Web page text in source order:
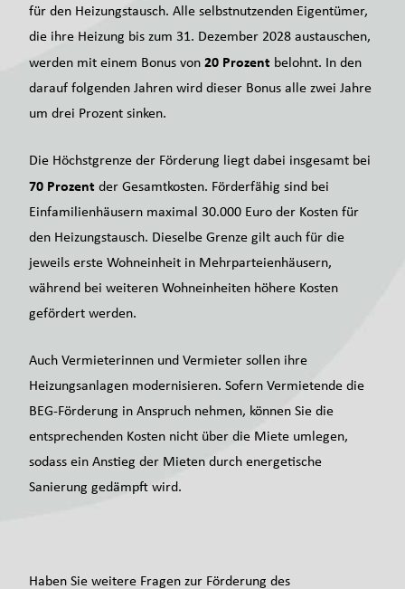
für den Heizungstausch. Alle selbstnutzenden Eigentümer,
die ihre Heizung bis zum 31. Dezember 2028 austauschen,
werden mit einem Bonus von20 Prozent belohnt. In den
darauf folgenden Jahren wird dieser Bonus alle zwei Jahre
um drei Prozent sinken.
Die Höchstgrenze der Förderung liegt dabei insgesamt bei
70 Prozent der Gesamtkosten. Förderfähig sind bei
Einfamilienhäusern maximal 30.000 Euro der Kosten für
den Heizungstausch. Dieselbe Grenze gilt auch für die
jeweils erste Wohneinheit in Mehrparteienhäusern,
während bei weiteren Wohneinheiten höhere Kosten
gefördert werden.
Auch Vermieterinnen und Vermieter sollen ihre
Heizungsanlagen modernisieren. Sofern Vermietende die
BEG-Förderung in Anspruch nehmen, können Sie die
entsprechenden Kosten nicht über die Miete umlegen,
sodass ein Anstieg der Mieten durch energetische
Sanierung gedämpft wird.
Haben Sie weitere Fragen zur Förderung des